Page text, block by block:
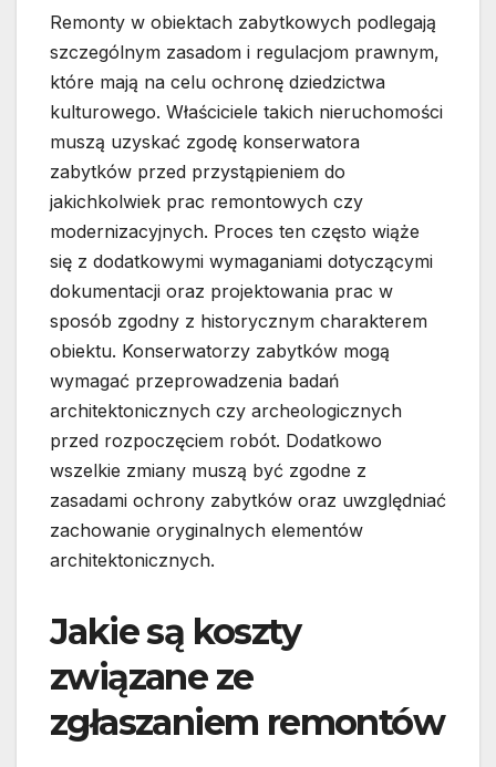
Remonty w obiektach zabytkowych podlegają
szczególnym zasadom i regulacjom prawnym,
które mają na celu ochronę dziedzictwa
kulturowego. Właściciele takich nieruchomości
muszą uzyskać zgodę konserwatora
zabytków przed przystąpieniem do
jakichkolwiek prac remontowych czy
modernizacyjnych. Proces ten często wiąże
się z dodatkowymi wymaganiami dotyczącymi
dokumentacji oraz projektowania prac w
sposób zgodny z historycznym charakterem
obiektu. Konserwatorzy zabytków mogą
wymagać przeprowadzenia badań
architektonicznych czy archeologicznych
przed rozpoczęciem robót. Dodatkowo
wszelkie zmiany muszą być zgodne z
zasadami ochrony zabytków oraz uwzględniać
zachowanie oryginalnych elementów
architektonicznych.
Jakie są koszty
związane ze
zgłaszaniem remontów